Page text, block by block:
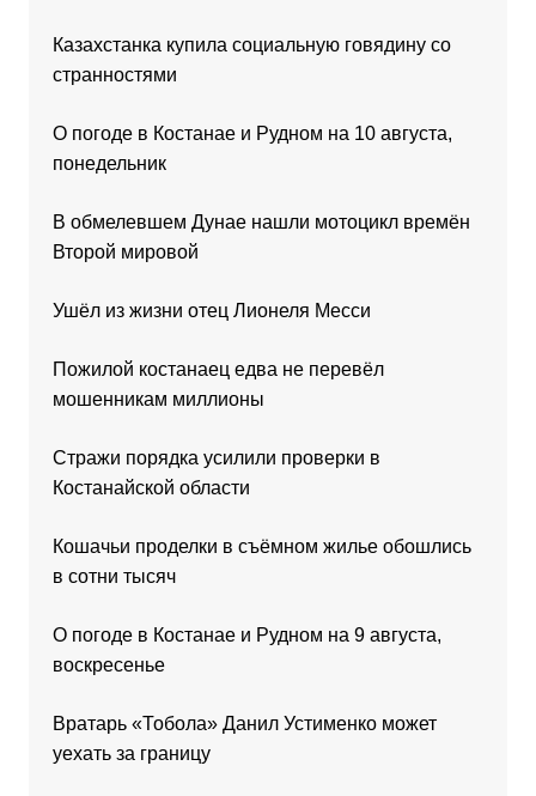
Казахстанка купила социальную говядину со
странностями
О погоде в Костанае и Рудном на 10 августа,
понедельник
В обмелевшем Дунае нашли мотоцикл времён
Второй мировой
Ушёл из жизни отец Лионеля Месси
Пожилой костанаец едва не перевёл
мошенникам миллионы
Стражи порядка усилили проверки в
Костанайской области
Кошачьи проделки в съёмном жилье обошлись
в сотни тысяч
О погоде в Костанае и Рудном на 9 августа,
воскресенье
Вратарь «Тобола» Данил Устименко может
уехать за границу